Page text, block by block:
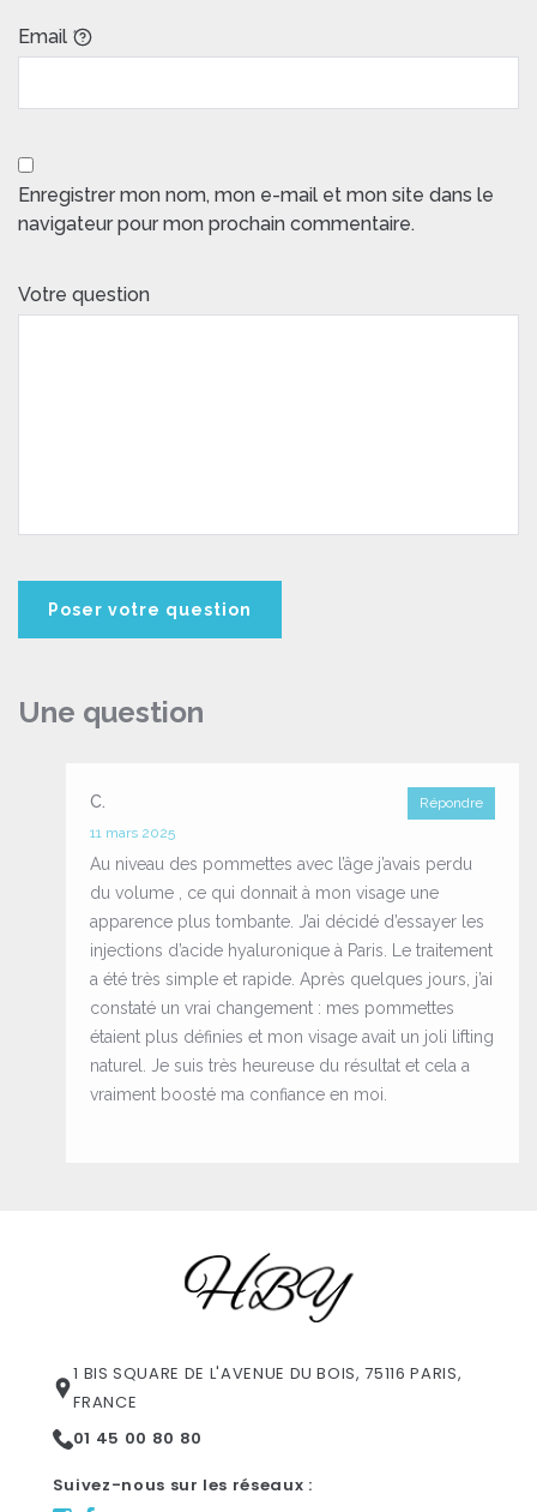
Email *
Enregistrer mon nom, mon e-mail et mon site dans le
navigateur pour mon prochain commentaire.
Votre question
Une question
Répondre
C.
11 mars 2025
Au niveau des pommettes avec l’âge j’avais perdu
du volume , ce qui donnait à mon visage une
apparence plus tombante. J’ai décidé d’essayer les
injections d’acide hyaluronique à Paris. Le traitement
a été très simple et rapide. Après quelques jours, j’ai
constaté un vrai changement : mes pommettes
étaient plus définies et mon visage avait un joli lifting
naturel. Je suis très heureuse du résultat et cela a
vraiment boosté ma confiance en moi.
1 BIS SQUARE DE L'AVENUE DU BOIS, 75116 PARIS,
FRANCE
01 45 00 80 80
Suivez-nous sur les réseaux :